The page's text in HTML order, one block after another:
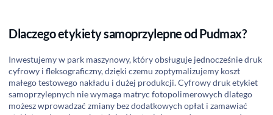
Dlaczego etykiety samoprzylepne od Pudmax?
Inwestujemy w park maszynowy, który obsługuje jednocześnie druk
cyfrowy i fleksograficzny, dzięki czemu zoptymalizujemy koszt
małego testowego nakładu i dużej produkcji. Cyfrowy druk etykiet
samoprzylepnych nie wymaga matryc fotopolimerowych dlatego
możesz wprowadzać zmiany bez dodatkowych opłat i zamawiać